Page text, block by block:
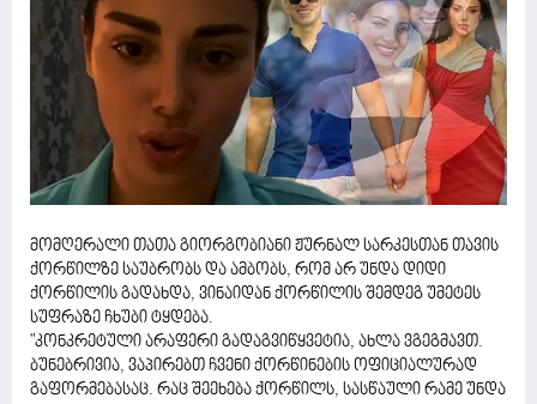
მომღერალი თათა გიორგობიანი ჟურნალ სარკესთან თავის
ქორწილზე საუბრობს და ამბობს, რომ არ უნდა დიდი
ქორწილის გადახდა, ვინაიდან ქორწილის შემდეგ უმეტეს
სუფრაზე ჩხუბი ტყდება.
"კონკრეტული არაფერი გადაგვიწყვეტია, ახლა ვგეგმავთ.
ბუნებრივია, ვაპირებთ ჩვენი ქორწინების ოფიციალურად
გაფორმებასაც. რაც შეეხება ქორწილს, სასწაული რამე უნდა